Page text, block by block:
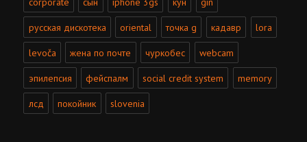
русская дискотека oriental точка g кадавр lora
levoča жена по почте чуркобес webcam
эпилепсия фейспалм social credit system memory
лсд покойник slovenia